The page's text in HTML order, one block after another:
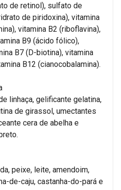
de retinol), sulfato de
de piridoxina), vitamina
vitamina B2 (riboflavina),
B9 (ácido fólico),
B7 (D-biotina), vitamina
B12 (cianocobalamina).
linhaça, gelificante gelatina,
de girassol, umectantes
cera de abelha e
peixe, leite, amendoim,
de-caju, castanha-do-pará e